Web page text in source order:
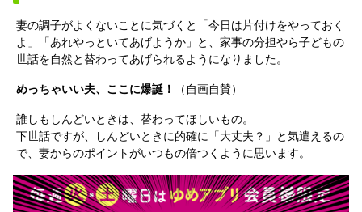
妻の調子がよくないことに気づくと「今日は片付けをやっておく
よ」「あれやっといてあげようか」と、家事の分担やら子どもの
世話を自然と替わってあげられるようになりました。
めっちゃいい夫、ここに爆誕！ （自画自賛）
誰しもしんどいときは、替わってほしいもの。
下世話ですが、しんどいときに的確に「大丈夫？」と気遣えるの
で、妻からのポイントがいつもの倍つくように思います。